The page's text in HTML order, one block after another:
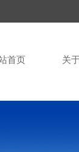
首页 关